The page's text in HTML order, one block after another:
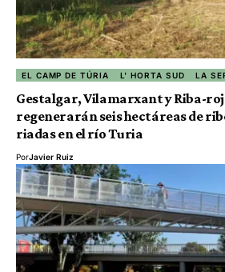
EL CAMP DE TÚRIA L' HORTA SUD LA
Gestalgar, Vilamarxant y Riba-
regenerarán seis hectáreas de
riadas en el río Turia
PorJavier Ruiz